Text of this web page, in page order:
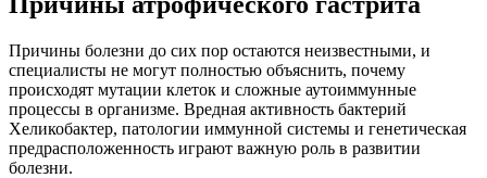
Причины болезни до сих пор остаются неизвестными, и
специалисты не могут полностью объяснить, почему
происходят мутации клеток и сложные аутоиммунные
процессы в организме. Вредная активность бактерий
Хеликобактер, патологии иммунной системы и генетическая
предрасположенность играют важную роль в развитии
болезни.